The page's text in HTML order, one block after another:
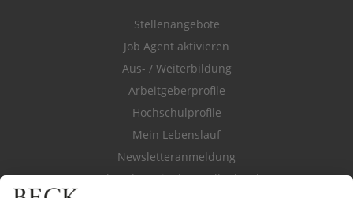
Stellenangebote
Job Agent aktivieren
Aus- / Weiterbildung
Arbeitgeberprofile
Hochschulprofile
Mein Lebenslauf
Newsletteranmeldung
Durchsuchen Sie den Stellenkatalog